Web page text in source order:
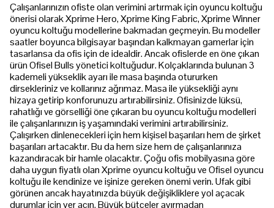
Çalışanlarınızın ofiste olan verimini artırmak için oyuncu koltuğu
önerisi olarak Xprime Hero, Xprime King Fabric, Xprime Winner
oyuncu koltuğu modellerine bakmadan geçmeyin. Bu modeller
saatler boyunca bilgisayar başından kalkmayan gamerlar için
tasarlansa da ofis için de idealdir. Ancak ofislerde en öne çıkan
ürün Ofisel Bulls yönetici koltuğudur. Kolçaklarında bulunan 3
kademeli yükseklik ayarı ile masa başında otururken
dirsekleriniz ve kollarınız ağrımaz. Masa ile yüksekliği aynı
hizaya getirip konforunuzu artırabilirsiniz. Ofisinizde lüksü,
rahatlığı ve görselliği öne çıkaran bu oyuncu koltuğu modelleri
ile çalışanlarınızın iş yaşamındaki verimini artırabilirsiniz.
Çalışırken dinlenecekleri için hem kişisel başarıları hem de şirket
başarıları artacaktır. Bu da hem size hem de çalışanlarınıza
kazandıracak bir hamle olacaktır. Çoğu ofis mobilyasına göre
daha uygun fiyatlı olan Xprime oyuncu koltuğu ve Ofisel oyuncu
koltuğu ile kendinize ve işinize gereken önemi verin. Ufak gibi
görünen ancak hayatınızda büyük değişikliklere yol açacak
durumlar için yer açın. Büyük bütçeler ayırmadan